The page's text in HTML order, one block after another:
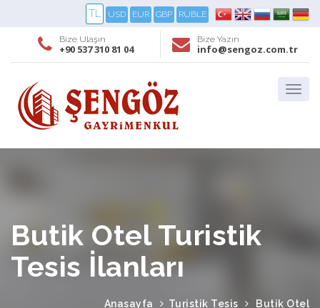
TL USD EUR GBP RUBLE
Bize Ulaşın
+90 537 310 81 04
Bize Yazın
info@sengoz.com.tr
Butik Otel Turistik
Tesis İlanları
Anasayfa Turistik Tesis Butik Otel